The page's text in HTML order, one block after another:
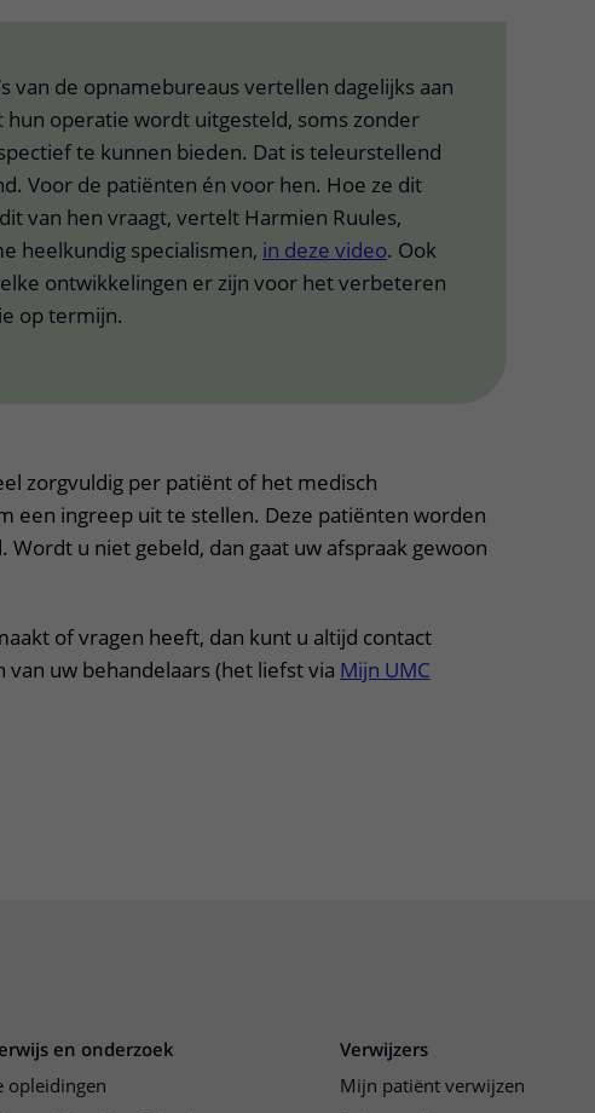
van de opnamebureaus vertellen dagelijks aan
hun operatie wordt uitgesteld, soms zonder
te kunnen bieden. Dat is teleurstellend
Voor de patiënten én voor hen. Hoe ze dit
van hen vraagt, vertelt Harmien Ruules,
heelkundig specialismen, in​ deze video​. Ook
ontwikkelingen er zijn voor het verbeteren
op termijn.
zorgvuldig per patiënt of het medisch
een ingreep uit te stellen. Deze patiënten worden
Wordt u niet gebeld, dan gaat uw afspraak gewoon
of vragen heeft, dan kunt u altijd contact
uw behandelaars (het liefst via Mijn UMC
en onderzoek
opleidingen
Verwijzers
Mijn patiënt verwijzen